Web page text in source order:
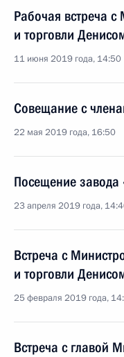
Рабочая встреча
и торговли
11 июня 2019 года, 14:50
Совещание с
22 мая 2019 года, 16:50
Посещение завода
23 апреля 2019 года,
Встреча с
и торговли
25 февраля 2019 года,
Встреча с главой